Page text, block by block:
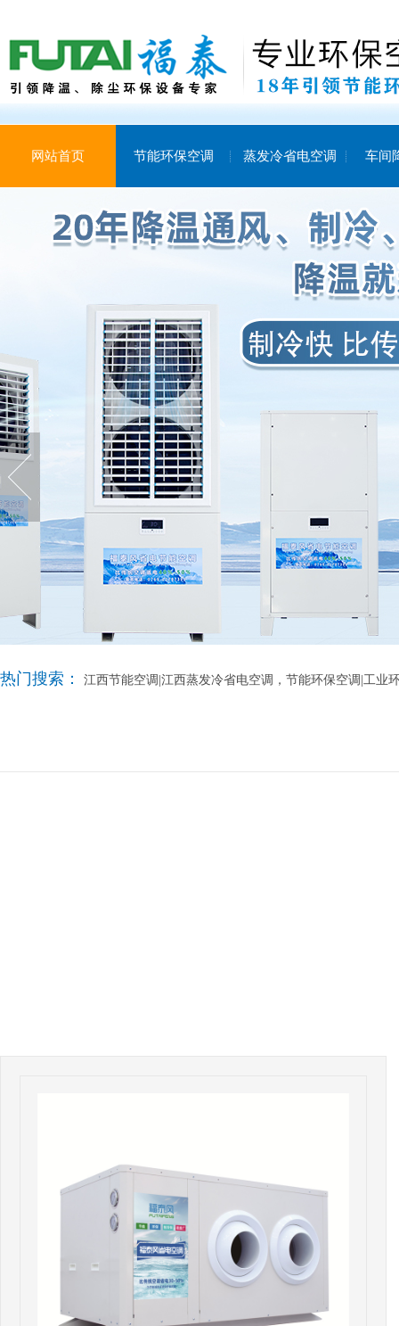
网站首页 节能环保空调 蒸发冷省电空调 车间
热门搜索： 江西节能空调|江西蒸发冷省电空调，节能环保空调|工业